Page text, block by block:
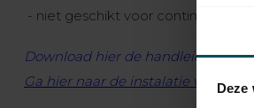
- niet geschikt voor continu gebruik
Download hier de handleiding
Ga hier naar de instalatie video op